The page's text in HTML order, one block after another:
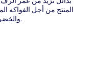
المنتج من أجل الفواكه
والخضراوات.